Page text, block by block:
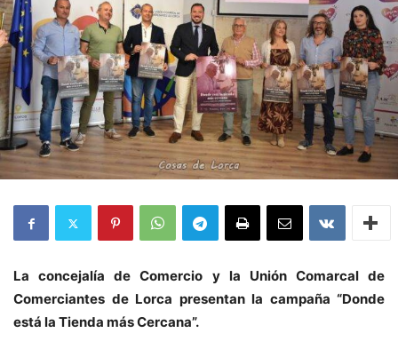
La concejalía de Comercio y la Unión Comarcal de
Comerciantes de Lorca presentan la campaña “Donde
está la Tienda más Cercana”.